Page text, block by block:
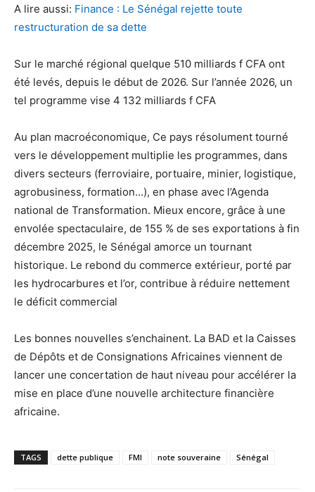
A lire aussi: Finance : Le Sénégal rejette toute
restructuration de sa dette
Sur le marché régional quelque 510 milliards f CFA ont
été levés, depuis le début de 2026. Sur l’année 2026, un
tel programme vise 4 132 milliards f CFA
Au plan macroéconomique, Ce pays résolument tourné
vers le développement multiplie les programmes, dans
divers secteurs (ferroviaire, portuaire, minier, logistique,
agrobusiness, formation…), en phase avec l’Agenda
national de Transformation. Mieux encore, grâce à une
envolée spectaculaire, de 155 % de ses exportations à fin
décembre 2025, le Sénégal amorce un tournant
historique. Le rebond du commerce extérieur, porté par
les hydrocarbures et l’or, contribue à réduire nettement
le déficit commercial
Les bonnes nouvelles s’enchainent. La BAD et la Caisses
de Dépôts et de Consignations Africaines viennent de
lancer une concertation de haut niveau pour accélérer la
mise en place d’une nouvelle architecture financière
africaine.
TAGS dette publique FMI note souveraine Sénégal